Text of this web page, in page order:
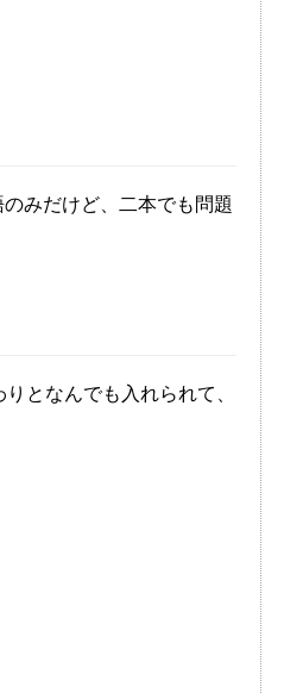
みだけど、二本でも問題
となんでも入れられて、